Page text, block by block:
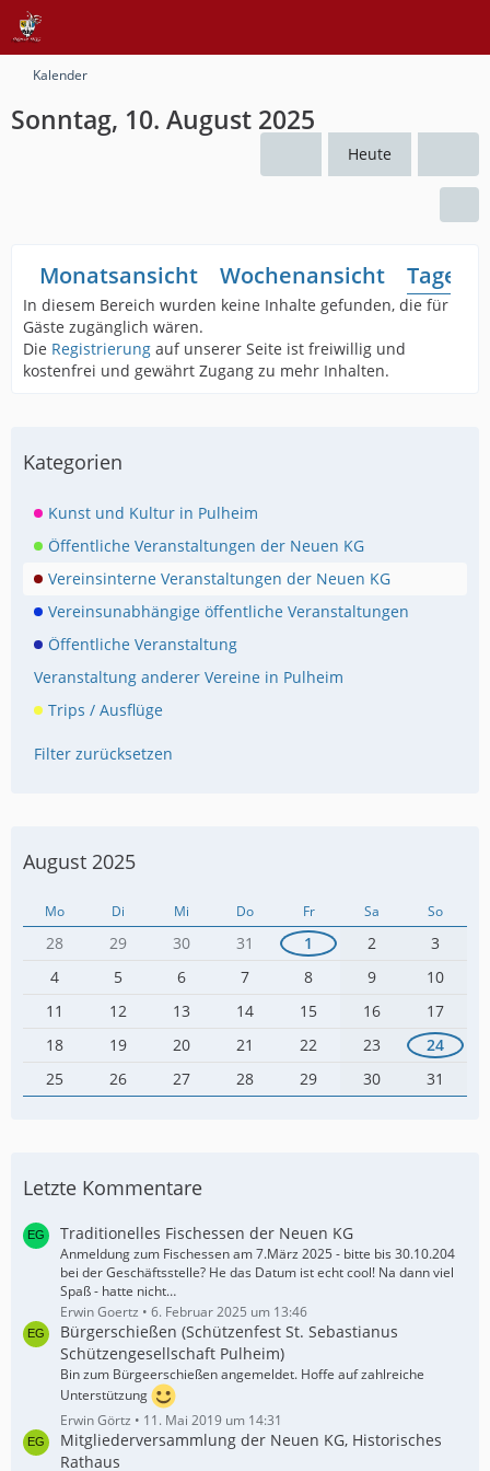
Kalender
Sonntag, 10. August 2025
Heute
Monatsansicht Wochenansicht
In diesem Bereich wurden keine Inhalte gefunden, die für
Gäste zugänglich wären.
Die Registrierung auf unserer Seite ist freiwillig und
kostenfrei und gewährt Zugang zu mehr Inhalten.
Kategorien
Kunst und Kultur in Pulheim
Öffentliche Veranstaltungen der Neuen KG
Vereinsinterne Veranstaltungen der Neuen KG
Vereinsunabhängige öffentliche Veranstaltungen
Öffentliche Veranstaltung
Veranstaltung anderer Vereine in Pulheim
Trips / Ausflüge
Filter zurücksetzen
August 2025
Mo Di Mi Do Fr Sa So
28 29 30 31 1 2
3
4
5 6 7 8 9
10
11
12 13 14 15 16
17
18
19 20 21 22 23
24
25
26 27 28 29 30 31
Letzte Kommentare
Traditionelles Fischessen der Neuen KG
Anmeldung zum Fischessen am 7.März 2025 - bitte bis 30.10.204
bei der Geschäftsstelle? He das Datum ist echt cool! Na dann viel
Spaß - hatte nicht…
Erwin Goertz
6. Februar 2025 um 13:46
Bürgerschießen (Schützenfest St. Sebastianus
Schützengesellschaft Pulheim)
Bin zum Bürgeerschießen angemeldet. Hoffe auf zahlreiche
Unterstützung
Erwin Görtz
11. Mai 2019 um 14:31
Mitgliederversammlung der Neuen KG, Historisches
Rathaus